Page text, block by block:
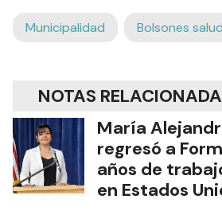
Municipalidad Bolsones
NOTAS
María
regresó a
años de
en Estados